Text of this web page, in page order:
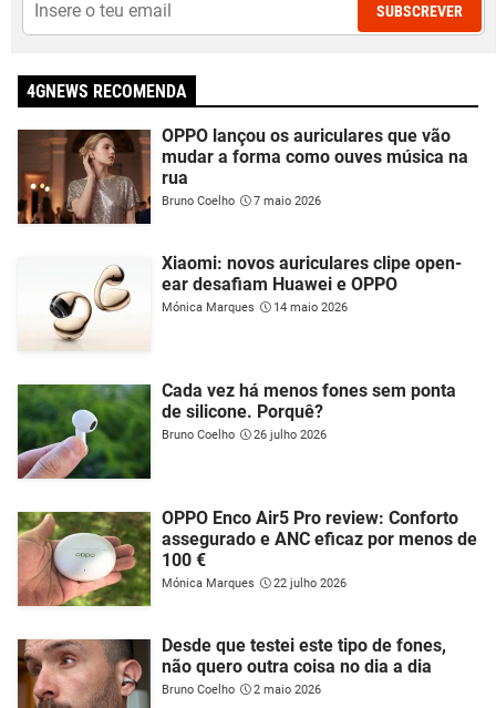
SUBSCREVER
4GNEWS RECOMENDA
OPPO lançou os auriculares que vão
mudar a forma como ouves música na
rua
Bruno Coelho 7 maio 2026
Xiaomi: novos auriculares clipe open-
ear desafiam Huawei e OPPO
Mónica Marques 14 maio 2026
Cada vez há menos fones sem ponta
de silicone. Porquê?
Bruno Coelho 26 julho 2026
OPPO Enco Air5 Pro review: Conforto
assegurado e ANC eficaz por menos de
100 €
Mónica Marques 22 julho 2026
Desde que testei este tipo de fones,
não quero outra coisa no dia a dia
Bruno Coelho 2 maio 2026